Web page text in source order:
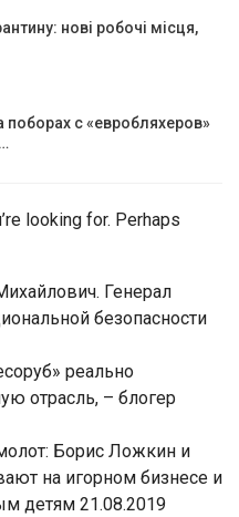
нові робочі місця,
поборах с «евробляхеров»
looking for. Perhaps
Генерал
безопасности
реально
отрасль, – блогер
Борис Ложкин и
на игорном бизнесе и
детям 21.08.2019